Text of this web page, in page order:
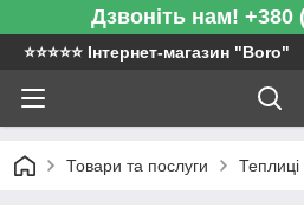
Дзвоніть нам! +380
⭐️⭐️⭐️⭐️⭐️ Інтернет-магазин "Boro"
Товари та послуги Теплиці